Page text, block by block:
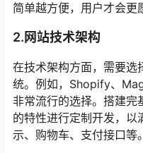
简单越方便，用户才会更
2.网站技术架构
在技术架构方面，需要选
统。例如，Shopify、
非常流行的选择。搭建完
的特性进行定制开发，以
示、购物车、支付接口等。